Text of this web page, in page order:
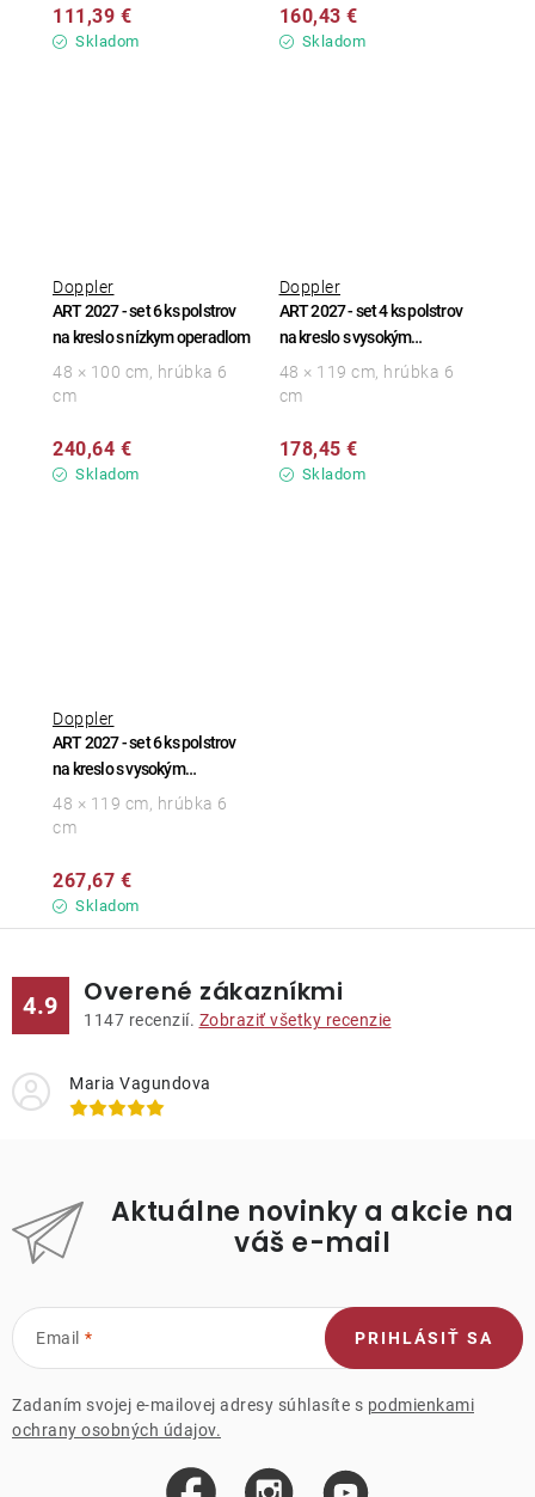
Skladom
111,39 €
Skladom
160,43 €
ART 2027 - set 6 ks polstrov
na kreslo s nízkym operadlom
Doppler
Skladom
240,64 €
48 × 100 cm, hrúbka 6
cm
ART 2027 - set 4 ks polstrov
na kreslo s vysokým
operadlom
Doppler
Skladom
178,45 €
48 × 119 cm, hrúbka 6
cm
ART 2027 - set 6 ks polstrov
na kreslo s vysokým
operadlom
Doppler
Skladom
267,67 €
48 × 119 cm, hrúbka 6
cm
4.9 Overené zákazníkmi
1147 recenzií. Zobraziť všetky recenzie
Maria Vagundova
Aktuálne novinky a akcie na
váš e-mail
Email
Zadaním svojej e-mailovej adresy súhlasíte s podmienkami
ochrany osobných údajov.
PRIHLÁSIŤ SA